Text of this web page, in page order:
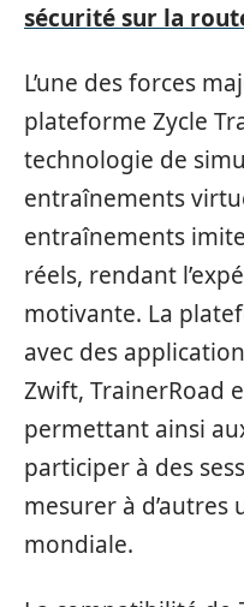
sécurité sur la
L’une des forces
plateforme Zycle
technologie de
entraînements
entraînements
réels, rendant
motivante. La
avec des
Zwift, TrainerRoad
permettant ainsi
participer à des
mesurer à d’autres
mondiale.